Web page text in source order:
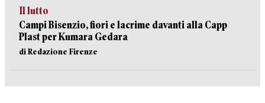
Il lutto
Campi Bisenzio, fiori e lacrime davanti alla Capp
Plast per Kumara Gedara
di Redazione Firenze